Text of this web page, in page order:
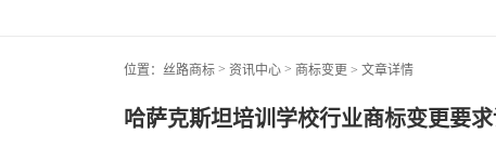
位置： 丝路商标 > 资讯中心 > 商标变更 > 文章详情
哈萨克斯坦培训学校行业商标变更要